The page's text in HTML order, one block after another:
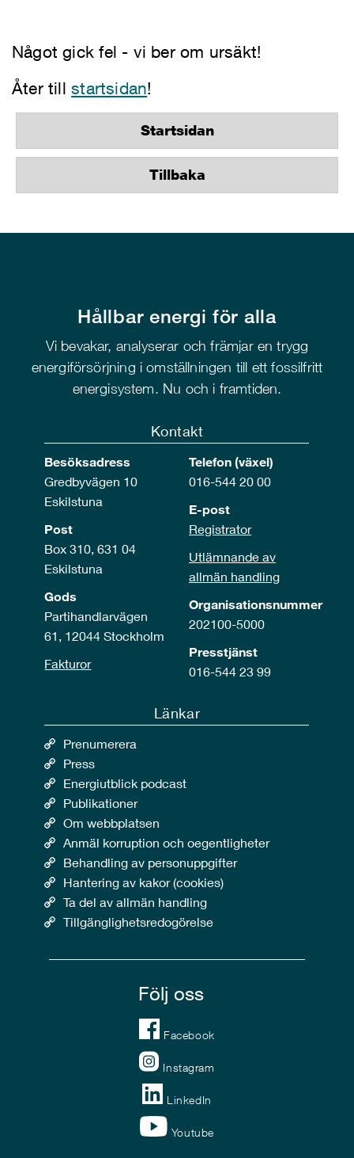
Något gick fel - vi ber om ursäkt!
Åter tillstartsidan!
Startsidan
Tillbaka
Hållbar energi för alla
Vi bevakar, analyserar och främjar en trygg
energiförsörjning i omställningen till ett fossilfritt
energisystem. Nu och i framtiden.
Kontakt
Besöksadress
Gredbyvägen 10
Eskilstuna
Post
Box 310, 631 04
Eskilstuna
Gods
Partihandlarvägen
61, 12044 Stockholm
Fakturor
Telefon (växel)
016-544 20 00
E-post
Registrator
Utlämnande av
allmän handling
Organisationsnummer
202100-5000
Presstjänst
016-544 23 99
Länkar
Prenumerera
Press
Energiutblick podcast
Publikationer
Om webbplatsen
Anmäl korruption och oegentligheter
Behandling av personuppgifter
Hantering av kakor (cookies)
Ta del av allmän handling
Tillgänglighetsredogörelse
Följ oss
Facebook
Instagram
LinkedIn
Youtube